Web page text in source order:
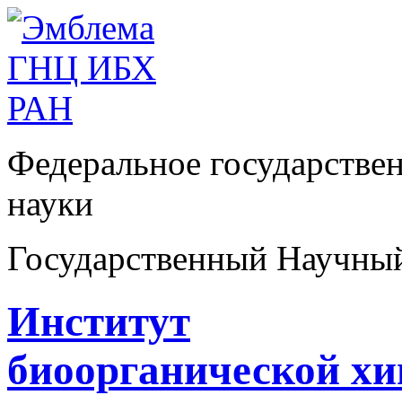
Федеральное
науки
Государственный
Институт
биоорганической